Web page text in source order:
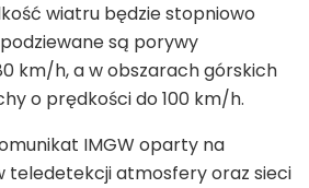
wiatru będzie stopniowo
są porywy
km/h, a w obszarach górskich
o prędkości do 100 km/h.
IMGW oparty na
teledetekcji atmosfery oraz sieci